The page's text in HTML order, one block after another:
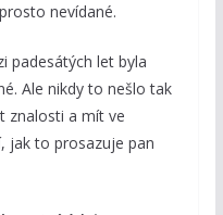
nevídané.
padesátých let byla
Ale nikdy to nešlo tak
znalosti a mít ve
jak to prosazuje pan